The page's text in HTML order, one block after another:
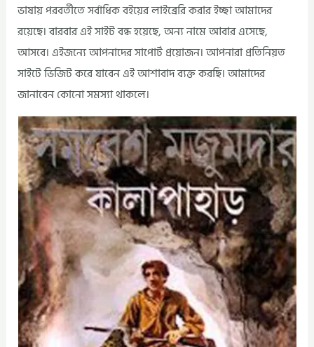
ভাষায় পরবর্তীতে সর্বাধিক বইয়ের লাইব্রেরি করার ইচ্ছা আমাদের
রয়েছে। বারবার এই সাইট বন্ধ হয়েছে, অন্য নামে আবার এসেছে,
আসবে। এইজন্যে আপনাদের সাপোর্ট প্রয়োজন। আপনারা প্রতিনিয়ত
সাইটে ভিজিট করে যাবেন এই আশাবাদ ব্যক্ত করছি। আমাদের
জানাবেন কোনো সমস্যা থাকলে।